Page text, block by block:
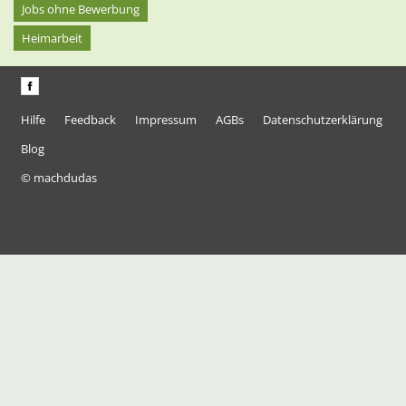
Jobs ohne Bewerbung
Heimarbeit
Hilfe Feedback Impressum AGBs
Datenschutzerklärung
Blog
© machdudas